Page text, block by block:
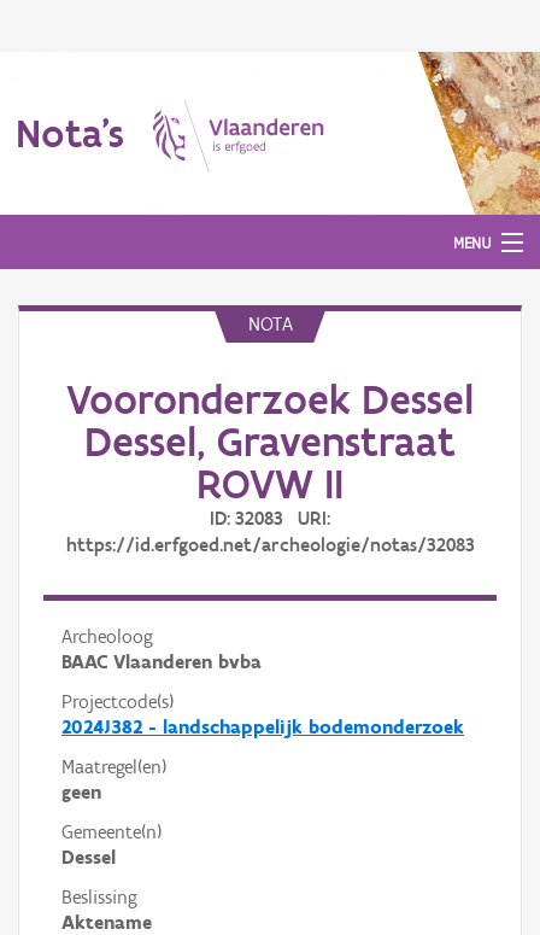
Nota's
MENU
Aanmelden
NOTA
Vooronderzoek Dessel
Dessel, Gravenstraat
ROVW II
ID: 32083 URI:
https://id.erfgoed.net/archeologie/notas/32083
Archeoloog
BAAC Vlaanderen bvba
Projectcode(s)
2024J382 - landschappelijk bodemonderzoek
Maatregel(en)
geen
Gemeente(n)
Dessel
Beslissing
Aktename